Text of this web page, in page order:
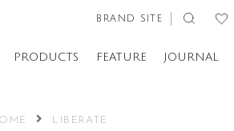
BRAND SITE
PRODUCTS FEATURE JOURNAL
LIBERATE